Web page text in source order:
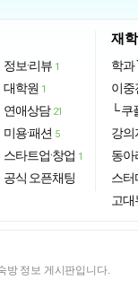
정보·리뷰 1
대학원 1
연애상담 21
미용·패션 5
스타트업·창업 1
공식 오픈채팅
재
학과
이중
└ 쿠
강의
동아
스터
고대
방 정보 게시판입니다.